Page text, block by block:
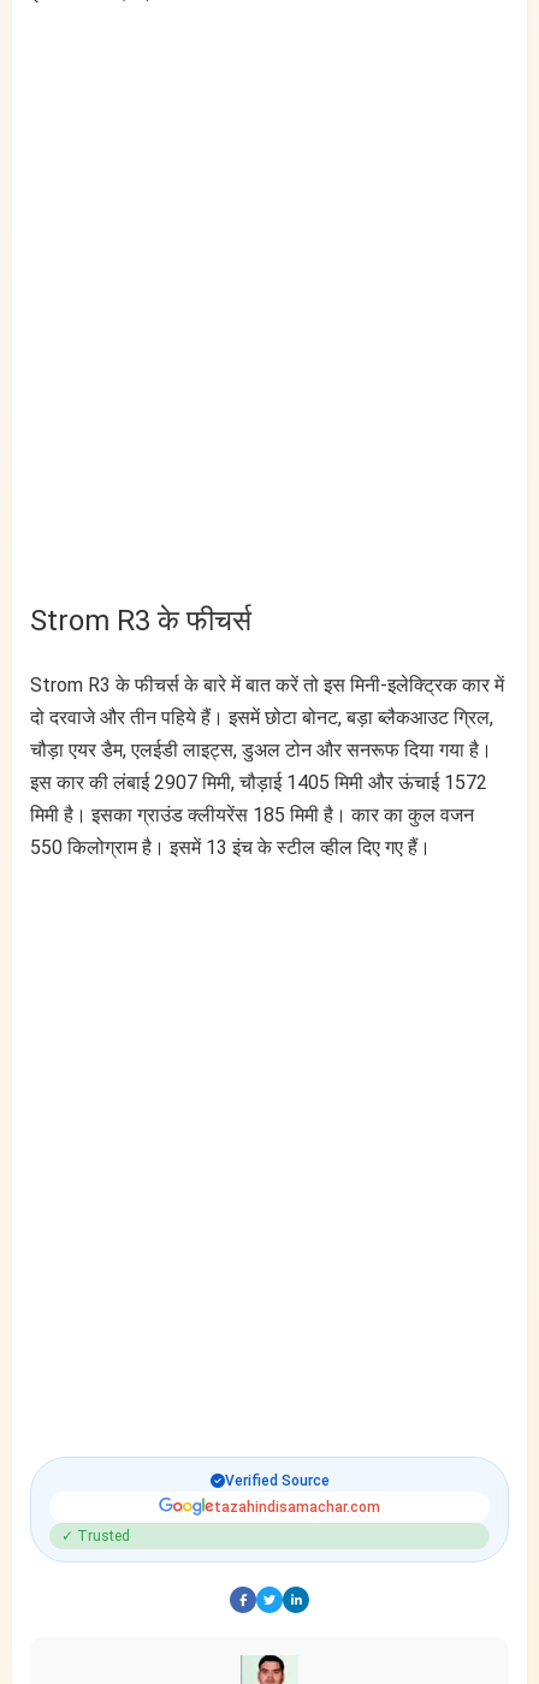
Strom R3 के फीचर्स
Strom R3 के फीचर्स के बारे में बात करें तो इस मिनी-इलेक्ट्रिक कार में
दो दरवाजे और तीन पहिये हैं। इसमें छोटा बोनट, बड़ा ब्लैकआउट ग्रिल,
चौड़ा एयर डैम, एलईडी लाइट्स, डुअल टोन और सनरूफ दिया गया है।
इस कार की लंबाई 2907 मिमी, चौड़ाई 1405 मिमी और ऊंचाई 1572
मिमी है। इसका ग्राउंड क्लीयरेंस 185 मिमी है। कार का कुल वजन
550 किलोग्राम है। इसमें 13 इंच के स्टील व्हील दिए गए हैं।
Verified Source
tazahindisamachar.com
✓ Trusted